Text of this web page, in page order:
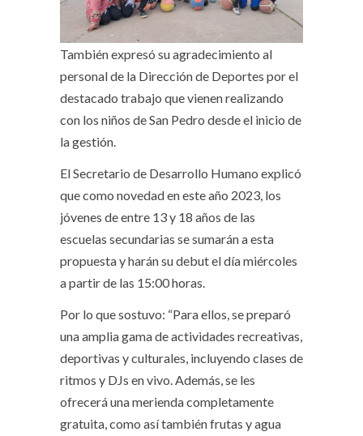
También expresó su agradecimiento al
personal de la Dirección de Deportes por el
destacado trabajo que vienen realizando
con los niños de San Pedro desde el inicio de
la gestión.
El Secretario de Desarrollo Humano explicó
que como novedad en este año 2023, los
jóvenes de entre 13 y 18 años de las
escuelas secundarias se sumarán a esta
propuesta y harán su debut el día miércoles
a partir de las 15:00 horas.
Por lo que sostuvo: “Para ellos, se preparó
una amplia gama de actividades recreativas,
deportivas y culturales, incluyendo clases de
ritmos y DJs en vivo. Además, se les
ofrecerá una merienda completamente
gratuita, como así también frutas y agua